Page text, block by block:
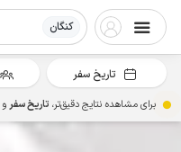
کنگان
تاریخ سفر
برای مشاهده نتایج دقیق‌تر، تاریخ سفرو